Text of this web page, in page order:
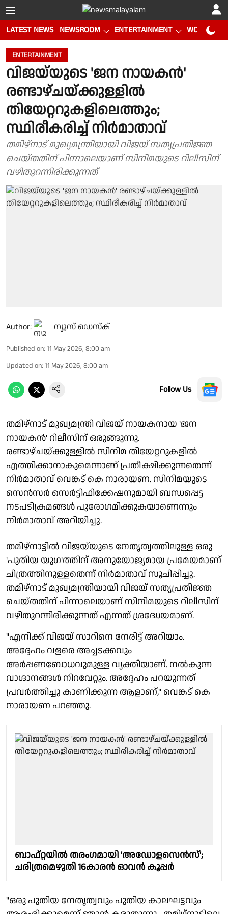
LATEST NEWS NEWSROOM ENTERTAINMENT WORLD CUP
ENTERTAINMENT
വിജയ്‌യുടെ 'ജന നായകൻ'
രണ്ടാഴ്ചയ്ക്കുള്ളിൽ
തിയേറ്ററുകളിലെത്തും;
സ്ഥിരീകരിച്ച് നിർമാതാവ്
തമിഴ്‌നാട് മുഖ്യമന്ത്രിയായി വിജയ്‌ സത്യപ്രതിജ്ഞ
ചെയ്തതിന് പിന്നാലെയാണ് സിനിമയുടെ റിലീസിന്
വഴിതുറന്നിരിക്കുന്നത്
Author: ന്യൂസ് ഡെസ്ക്
Published on: 11 May 2026, 8:00 am
Updated on: 11 May 2026, 8:00 am
Follow Us
തമിഴ്‌നാട് മുഖ്യമന്ത്രി വിജയ് നായകനായ 'ജന
നായകൻ' റിലീസിന് ഒരുങ്ങുന്നു.
രണ്ടാഴ്ചയ്ക്കുള്ളിൽ സിനിമ തിയേറ്ററുകളിൽ
എത്തിക്കാനാകുമെന്നാണ് പ്രതീക്ഷിക്കുന്നതെന്ന്
നിർമാതാവ് വെങ്കട് കെ നാരായണ. സിനിമയുടെ
സെൻസർ സെർട്ടിഫിക്കേഷനുമായി ബന്ധപ്പെട്ട
നടപടിക്രമങ്ങൾ പുരോഗമിക്കുകയാണെന്നും
നിർമാതാവ് അറിയിച്ചു.
തമിഴ്‌നാട്ടിൽ വിജയ്‌യുടെ നേതൃത്വത്തിലുള്ള ഒരു
'പുതിയ യുഗ'ത്തിന് അനുയോജ്യമായ പ്രമേയമാണ്
ചിത്രത്തിനുള്ളതെന്ന് നിർമാതാവ് സൂചിപ്പിച്ചു.
തമിഴ്‌നാട് മുഖ്യമന്ത്രിയായി വിജയ്‌ സത്യപ്രതിജ്ഞ
ചെയ്തതിന് പിന്നാലെയാണ് സിനിമയുടെ റിലീസിന്
വഴിതുറന്നിരിക്കുന്നത് എന്നത് ശ്രദ്ധേയമാണ്.
"എനിക്ക് വിജയ് സാറിനെ നേരിട്ട് അറിയാം.
അദ്ദേഹം വളരെ അച്ചടക്കവും
അർപ്പണബോധവുമുള്ള വ്യക്തിയാണ്. നൽകുന്ന
വാഗ്ദാനങ്ങൾ നിറവേറ്റും. അദ്ദേഹം പറയുന്നത്
പ്രവർത്തിച്ചു കാണിക്കുന്ന ആളാണ്," വെങ്കട് കെ
നാരായണ പറഞ്ഞു.
ബാഫ്റ്റയിൽ തരംഗമായി 'അഡോളസെൻസ്';
ചരിത്രമെഴുതി 16കാരൻ ഓവൻ കൂപ്പർ
"ഒരു പുതിയ നേതൃത്വവും പുതിയ കാലഘട്ടവും